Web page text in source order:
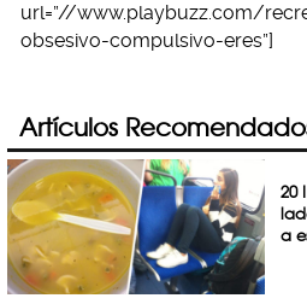
url=”//www.playbuzz.com/
obsesivo-compulsivo-eres”]
Artículos
20
a